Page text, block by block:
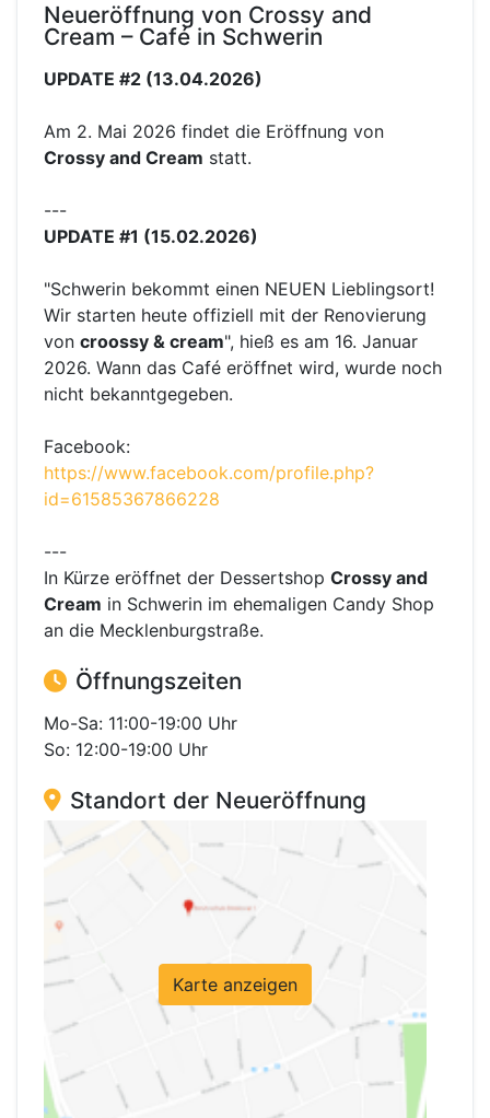
Neueröffnung von Crossy and
Cream – Café in Schwerin
UPDATE #2 (13.04.2026)
Am 2. Mai 2026 findet die Eröffnung von
Crossy and Cream statt.
---
UPDATE #1 (15.02.2026)
"Schwerin bekommt einen NEUEN Lieblingsort!
Wir starten heute offiziell mit der Renovierung
von croossy & cream", hieß es am 16. Januar
2026. Wann das Café eröffnet wird, wurde noch
nicht bekanntgegeben.
Facebook:
https://www.facebook.com/profile.php?
id=61585367866228
---
In Kürze eröffnet der Dessertshop Crossy and
Cream in Schwerin im ehemaligen Candy Shop
an die Mecklenburgstraße.
Öffnungszeiten
Mo-Sa: 11:00-19:00 Uhr
So: 12:00-19:00 Uhr
Standort der Neueröffnung
Karte anzeigen